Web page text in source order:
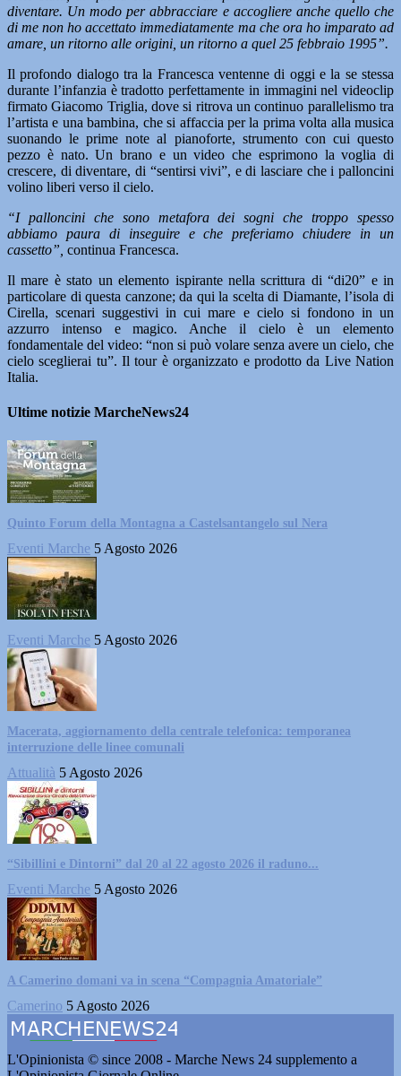
diventare. Un modo per abbracciare e accogliere anche quello che
di me non ho accettato immediatamente ma che ora ho imparato ad
amare, un ritorno alle origini, un ritorno a quel 25 febbraio 1995”.
Il profondo dialogo tra la Francesca ventenne di oggi e la se stessa
durante l’infanzia è tradotto perfettamente in immagini nel videoclip
firmato Giacomo Triglia, dove si ritrova un continuo parallelismo tra
l’artista e una bambina, che si affaccia per la prima volta alla musica
suonando le prime note al pianoforte, strumento con cui questo
pezzo è nato. Un brano e un video che esprimono la voglia di
crescere, di diventare, di “sentirsi vivi”, e di lasciare che i palloncini
volino liberi verso il cielo.
“I palloncini che sono metafora dei sogni che troppo spesso
abbiamo paura di inseguire e che preferiamo chiudere in un
cassetto”, continua Francesca.
Il mare è stato un elemento ispirante nella scrittura di “di20” e in
particolare di questa canzone; da qui la scelta di Diamante, l’isola di
Cirella, scenari suggestivi in cui mare e cielo si fondono in un
azzurro intenso e magico. Anche il cielo è un elemento
fondamentale del video: “non si può volare senza avere un cielo, che
cielo sceglierai tu”. Il tour è organizzato e prodotto da Live Nation
Italia.
Ultime notizie MarcheNews24
Quinto Forum della Montagna a Castelsantangelo sul Nera
Eventi Marche 5 Agosto 2026
Eventi Marche 5 Agosto 2026
Macerata, aggiornamento della centrale telefonica: temporanea
interruzione delle linee comunali
Attualità 5 Agosto 2026
“Sibillini e Dintorni” dal 20 al 22 agosto 2026 il raduno...
Eventi Marche 5 Agosto 2026
A Camerino domani va in scena “Compagnia Amatoriale”
Camerino 5 Agosto 2026
L'Opinionista © since 2008 - Marche News 24 supplemento a